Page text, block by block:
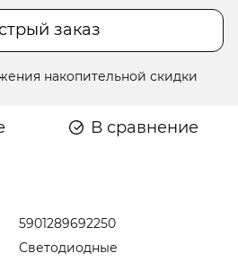
заказ
накопительной скидки
В сравнение
5901289692250
Светодиодные